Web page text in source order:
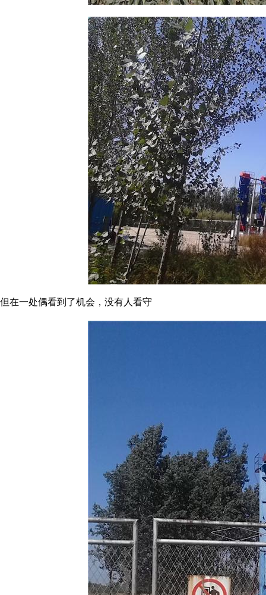
但在一处偶看到了机会，没有人看守